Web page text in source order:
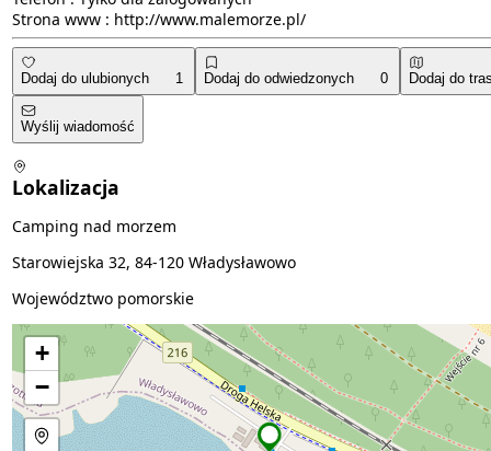
Strona www : http://www.malemorze.pl/
Dodaj do ulubionych 1 Dodaj do odwiedzonych 0 Dodaj do
Wyślij wiadomość
Lokalizacja
Camping nad morzem
Starowiejska 32, 84-120 Władysławowo
Województwo pomorskie
+
−